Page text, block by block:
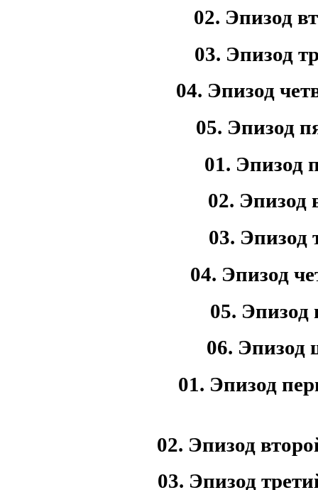
02. Эпизод
03. Эпизод
04. Эпизод
05. Эпизод
01. Эпизод
02. Эпизод
03. Эпизод
04. Эпизод
05.
06. Эпизод
01. Эпизод
02. Эпизод
03. Эпизод